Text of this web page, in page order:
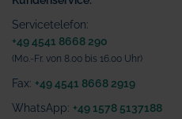
Servicetelefon:
+49 4541 8668 290
(Mo.-Fr. von 8.00 bis 16.00 Uhr)
Fax: +49 4541 8668 2919
WhatsApp: +49 1578 5137188